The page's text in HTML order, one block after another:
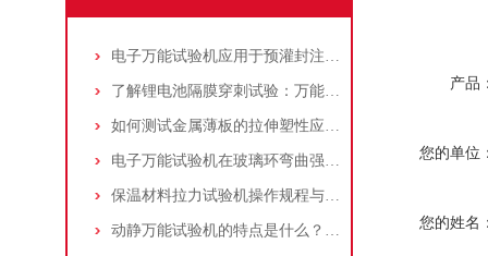
电子万能试验机应用于预灌封注射器注射针与针座连接力测试：方法与步骤详解
了解锂电池隔膜穿刺试验：万能试验机与穿刺夹具的应用操作指南
如何测试金属薄板的拉伸塑性应变比(r值)：万能试验机操作步骤解析！
电子万能试验机在玻璃环弯曲强度测试中的应用：原理、标准和流程
保温材料拉力试验机操作规程与测试标准介绍：夹具选择及应用
动静万能试验机的特点是什么？适合做什么试验？
产品
您的单位
您的姓名